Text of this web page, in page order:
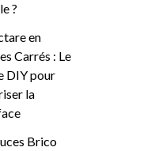
?
en
Carrés : Le
DIY pour
la
Brico